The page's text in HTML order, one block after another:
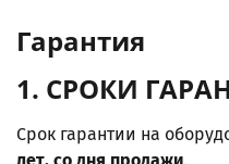
Гарантия
1. СРОКИ
Срок гарантии на
лет, со дня продажи.